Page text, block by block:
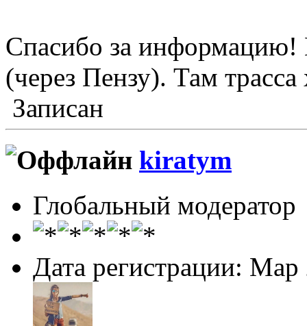
Спасибо за информацию!
(через Пензу). Там
Записан
kiratym
Глобальный модератор
Дата регистрации: Мар